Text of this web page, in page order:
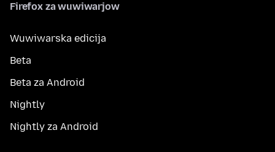
Firefox za wuwiwarjow
Wuwiwarska edicija
Beta
Beta za Android
Nightly
Nightly za Android